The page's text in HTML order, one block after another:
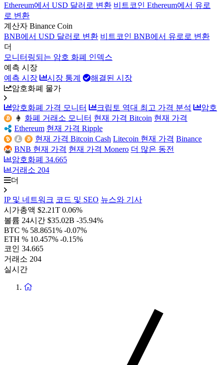
Ethereum에서 USD 달러로 변환 비트코인 Ethereum에서 유로
로 변환
계산자 Binance Coin
BNB에서 USD 달러로 변환 비트코인 BNB에서 유로로 변환
더
모니터링되는 암호 화폐 인덱스
예측 시장
예측 시장
시장 통계
해결된 시장
암호화폐 물가
암호화폐 가격 모니터 크립토 역대 최고 가격 분석
암호
화폐 거래소 모니터 현재 가격 Bitcoin 현재 가격
Ethereum 현재 가격 Ripple
현재 가격 Bitcoin Cash Litecoin 현재 가격 Binance
BNB 현재 가격 현재 가격 Monero 더 많은 동전
암호화폐 34.665
거래소 204
더
IP 및 네트워크 코드 및 SEO 뉴스와 기사
시가총액 $2.21T 0.06%
볼륨 24시간 $35.02B -35.94%
BTC % 58.8651% -0.07%
ETH % 10.457% -0.15%
코인 34.665
거래소 204
실시간